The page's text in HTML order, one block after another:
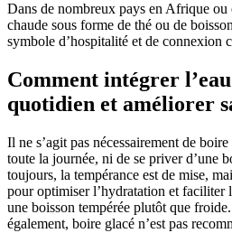
Dans de nombreux pays en Afrique ou
chaude sous forme de thé ou de
symbole d’hospitalité et de connexion
Comment intégrer
quotidien et améliorer
Il ne s’agit pas nécessairement de
toute la journée, ni de se priver d’une
toujours, la tempérance est de mise,
pour optimiser l’hydratation et faciliter
une boisson tempérée plutôt que
également, boire glacé n’est pas